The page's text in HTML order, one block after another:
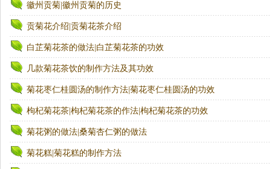
徽州贡菊|徽州贡菊的历史
贡菊花介绍|贡菊花茶介绍
白芷菊花茶的做法|白芷菊花茶的功效
几款菊花茶饮的制作方法及其功效
菊花枣仁桂圆汤的制作方法|菊花枣仁桂圆汤的功效
枸杞菊花茶|枸杞菊花茶的作法|枸杞菊花茶的功效
菊花粥的做法|桑菊杏仁粥的做法
菊花糕|菊花糕的制作方法